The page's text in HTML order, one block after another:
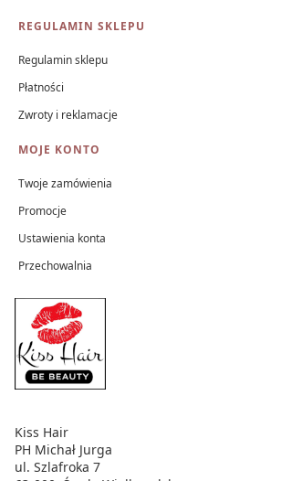
REGULAMIN SKLEPU
Regulamin sklepu
Płatności
Zwroty i reklamacje
MOJE KONTO
Twoje zamówienia
Promocje
Ustawienia konta
Przechowalnia
Kiss Hair
PH Michał Jurga
ul. Szlafroka 7